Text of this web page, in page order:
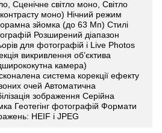
Сценічне світло моно, Світло
моно) Нічний режим
зйомка (до 63 Мп) Стилі
Розширений діапазон
для фотографій і Live Photos
викривлення об’єктива
камера)
система корекції ефекту
очей Автоматична
зображення Серійна
Геотегінг фотографій Формати
HEIF і JPEG